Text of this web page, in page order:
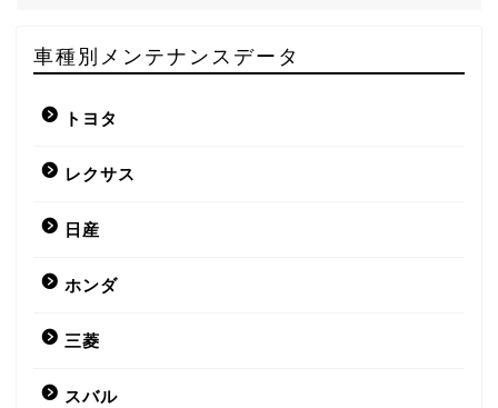
車種別メンテナンスデータ
トヨタ
レクサス
日産
ホンダ
三菱
スバル